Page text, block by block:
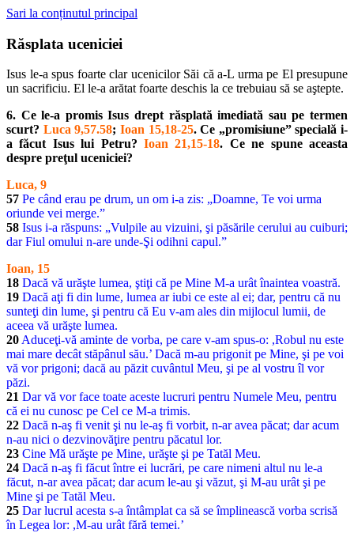
Sari la conținutul principal
Răsplata uceniciei
Isus le-a spus foarte clar ucenicilor Săi că a-L urma pe El presupune
un sacrificiu. El le-a arătat foarte deschis la ce trebuiau să se aştepte.
6. Ce le-a promis Isus drept răsplată imediată sau pe termen
scurt? Luca 9,57.58; Ioan 15,18-25. Ce „promisiune” specială i-
a făcut Isus lui Petru? Ioan 21,15-18. Ce ne spune aceasta
despre preţul uceniciei?
Luca, 9
57 Pe când erau pe drum, un om i-a zis: „Doamne, Te voi urma
oriunde vei merge.”
58 Isus i-a răspuns: „Vulpile au vizuini, şi păsările cerului au cuiburi;
dar Fiul omului n-are unde-Şi odihni capul.”
Ioan, 15
18 Dacă vă urăşte lumea, ştiţi că pe Mine M-a urât înaintea voastră.
19 Dacă aţi fi din lume, lumea ar iubi ce este al ei; dar, pentru că nu
sunteţi din lume, şi pentru că Eu v-am ales din mijlocul lumii, de
aceea vă urăşte lumea.
20Aduceţi-vă aminte de vorba, pe care v-am spus-o: ,Robul nu este
mai mare decât stăpânul său.’ Dacă m-au prigonit pe Mine, şi pe voi
vă vor prigoni; dacă au păzit cuvântul Meu, şi pe al vostru îl vor
păzi.
21 Dar vă vor face toate aceste lucruri pentru Numele Meu, pentru
că ei nu cunosc pe Cel ce M-a trimis.
22 Dacă n-aş fi venit şi nu le-aş fi vorbit, n-ar avea păcat; dar acum
n-au nici o dezvinovăţire pentru păcatul lor.
23 Cine Mă urăşte pe Mine, urăşte şi pe Tatăl Meu.
24 Dacă n-aş fi făcut între ei lucrări, pe care nimeni altul nu le-a
făcut, n-ar avea păcat; dar acum le-au şi văzut, şi M-au urât şi pe
Mine şi pe Tatăl Meu.
25 Dar lucrul acesta s-a întâmplat ca să se împlinească vorba scrisă
în Legea lor: ,M-au urât fără temei.’